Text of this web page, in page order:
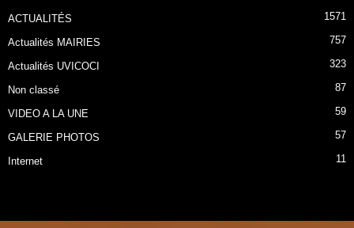
ACTUALITÉS 1571
Actualités MAIRIES 757
Actualités UVICOCI 323
Non classé 87
VIDEO A LA UNE 59
GALERIE PHOTOS 57
Internet 11